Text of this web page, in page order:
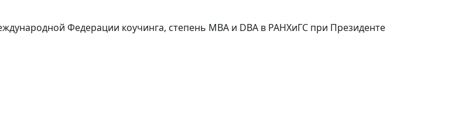
Федерации коучинга, степень MBA и DBA в РАНХиГС при Президенте